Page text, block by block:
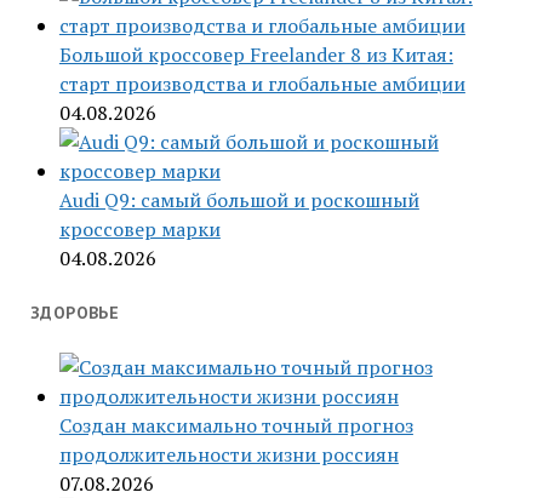
Большой кроссовер Freelander 8 из Китая:
старт производства и глобальные амбиции
04.08.2026
Audi Q9: самый большой и роскошный
кроссовер марки
04.08.2026
ЗДОРОВЬЕ
Создан максимально точный прогноз
продолжительности жизни россиян
07.08.2026